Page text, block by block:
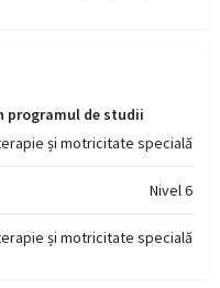
programul de studii
și motricitate specială
Nivel 6
și motricitate specială